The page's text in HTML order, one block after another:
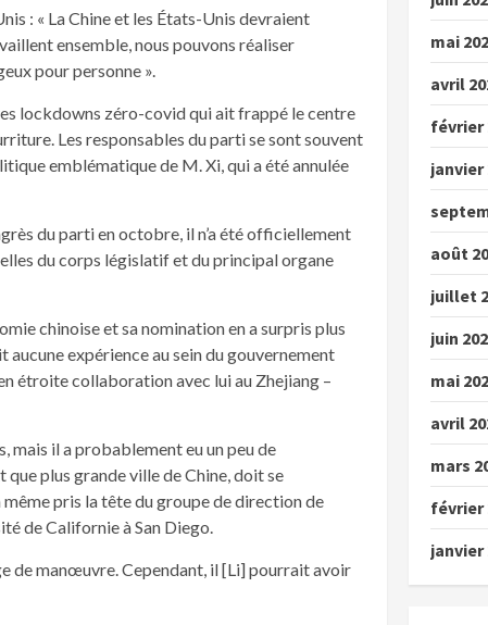
: « La Chine et les États-Unis devraient
ensemble, nous pouvons réaliser
pour personne ».
lockdowns zéro-covid qui ait frappé le centre
Les responsables du parti se sont souvent
emblématique de M. Xi, qui a été annulée
du parti en octobre, il n’a été officiellement
du corps législatif et du principal organe
chinoise et sa nomination en a surpris plus
aucune expérience au sein du gouvernement
étroite collaboration avec lui au Zhejiang –
mais il a probablement eu un peu de
plus grande ville de Chine, doit se
pris la tête du groupe de direction de
de Californie à San Diego.
de manœuvre. Cependant, il [Li] pourrait avoir
mai
avril
février
janvier
août
juillet
juin
mai
avril
mars
février
janvier